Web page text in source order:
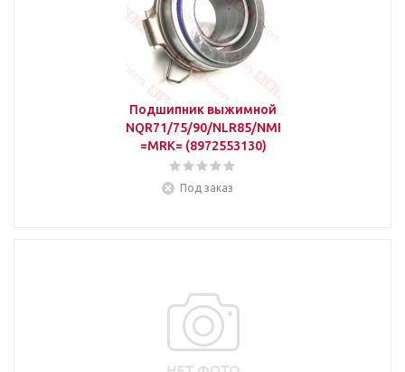
Подшипник выжимной
NQR71/75/90/NLR85/NMR85/NPR75
=MRK= (8972553130)
Под заказ